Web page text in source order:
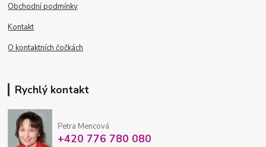
Obchodní podmínky
Kontakt
O kontaktních čočkách
Rychlý kontakt
Petra Mencová
+420 776 780 080